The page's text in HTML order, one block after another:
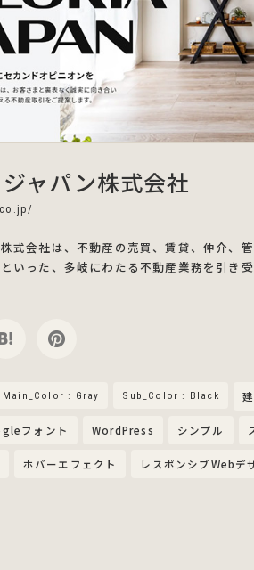
ャパン株式会社
式会社は、不動産の売買、賃貸、仲介、
いった、多岐にわたる不動産業務を引き
Main_Color : Gray Sub_Color : Black
フォント WordPress シンプル
ホバーエフェクト レスポンシブWebデ